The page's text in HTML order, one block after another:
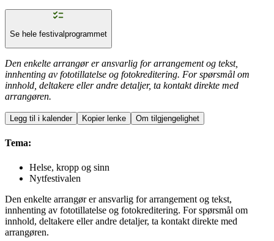
Se hele festivalprogrammet
Den enkelte arrangør er ansvarlig for arrangement og tekst,
innhenting av fototillatelse og fotokreditering. For spørsmål om
innhold, deltakere eller andre detaljer, ta kontakt direkte med
arrangøren.
Legg til i kalender Kopier lenke Om tilgjengelighet
Tema:
Helse, kropp og sinn
Nytfestivalen
Den enkelte arrangør er ansvarlig for arrangement og tekst,
innhenting av fototillatelse og fotokreditering. For spørsmål om
innhold, deltakere eller andre detaljer, ta kontakt direkte med
arrangøren.